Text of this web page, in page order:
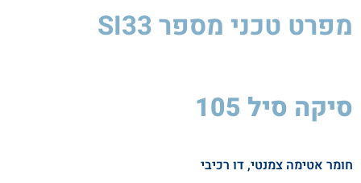
מפרט טכני מספר SI33
סיקה סיל 105
חומר אטימה צמנטי, דו רכיבי